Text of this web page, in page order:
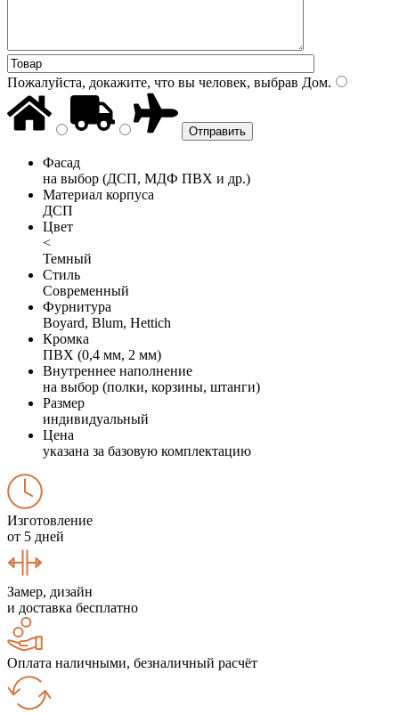
Пожалуйста, докажите, что вы человек, выбрав Дом.
Фасад
на выбор (ДСП, МДФ ПВХ и др.)
Материал корпуса
ДСП
Цвет
<
Темный
Стиль
Современный
Фурнитура
Boyard, Blum, Hettich
Кромка
ПВХ (0,4 мм, 2 мм)
Внутреннее наполнение
на выбор (полки, корзины, штанги)
Размер
индивидуальный
Цена
указана за базовую комплектацию
Изготовление
от 5 дней
Замер, дизайн
и доставка бесплатно
Оплата наличными, безналичный расчёт